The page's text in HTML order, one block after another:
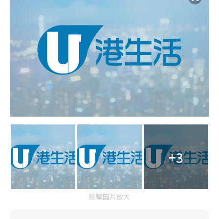
+3
點擊圖片放大